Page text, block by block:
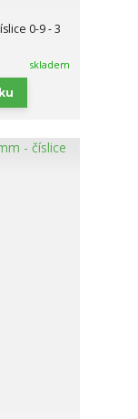
0-9 - 3
skladem